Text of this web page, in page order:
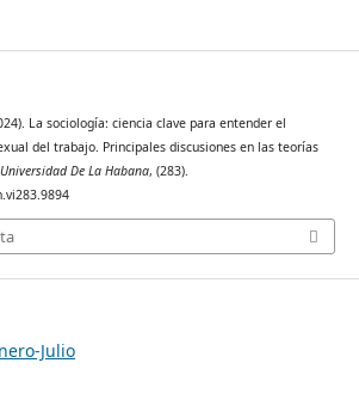
La sociología: ciencia clave para entender el
del trabajo. Principales discusiones en las teorías
Universidad De La Habana, (283).
Julio